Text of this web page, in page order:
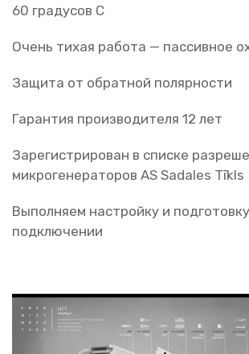
60 градусов С
Очень тихая работа — пассивное
Защита от обратной полярности
Гарантия производителя 12 лет
Зарегистрирован в списке
микрогенераторов AS Sadales Tīkls
Выполняем настройку и
подключении